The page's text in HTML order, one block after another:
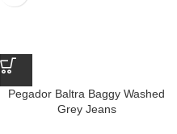
Pegador Baltra Baggy Washed
Grey Jeans